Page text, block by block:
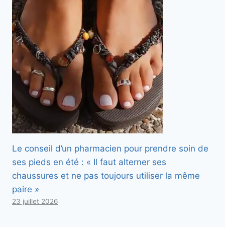
Le conseil d’un pharmacien pour prendre soin de
ses pieds en été : « Il faut alterner ses
chaussures et ne pas toujours utiliser la même
paire »
23 juillet 2026